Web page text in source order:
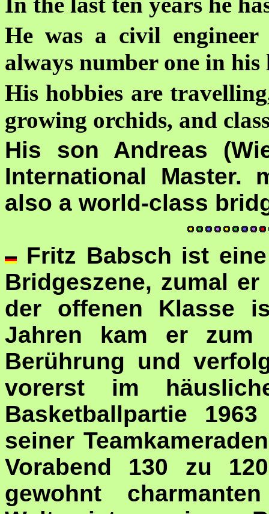
He was a civil
always number one in his
His hobbies are
growing orchids, and
His son
Andreas
International Master.
also a world-class
Fritz Babsch ist
Bridgeszene, zumal
der offenen Klasse
Jahren kam er
Berührung und
vorerst im
Basketballpartie
seiner
Vorabend 130 zu
gewohnt